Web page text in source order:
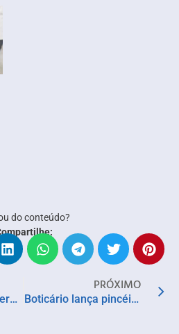
do conteúdo?
Comes e bebes diferenciados feitos com a fruta atraem público cada vez maior à Festa da Uva
PRÓXIMO
Boticário lança pincéis acessíveis para pessoas com deficiência visual